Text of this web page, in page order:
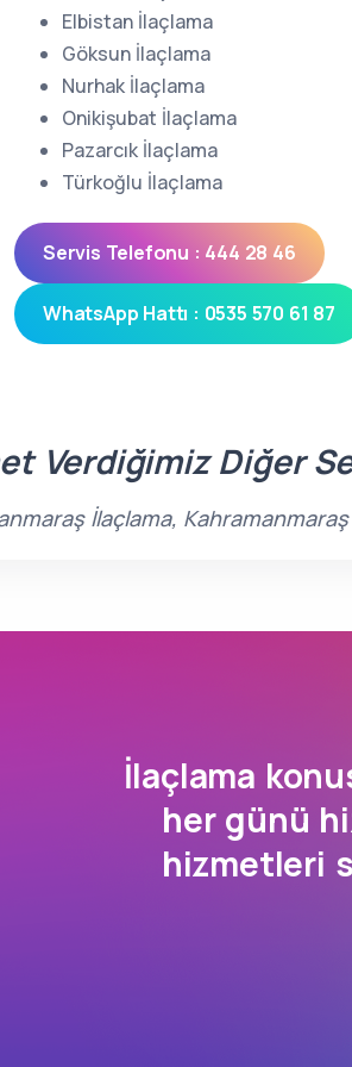
Elbistan İlaçlama
Göksun İlaçlama
Nurhak İlaçlama
Onikişubat İlaçlama
Pazarcık İlaçlama
Türkoğlu İlaçlama
Servis Telefonu : 444 28 46
WhatsApp Hattı : 0535 570 61 87
Verdiğimiz Diğer
İlaçlama,
İlaçlama
her günü
hizmetleri